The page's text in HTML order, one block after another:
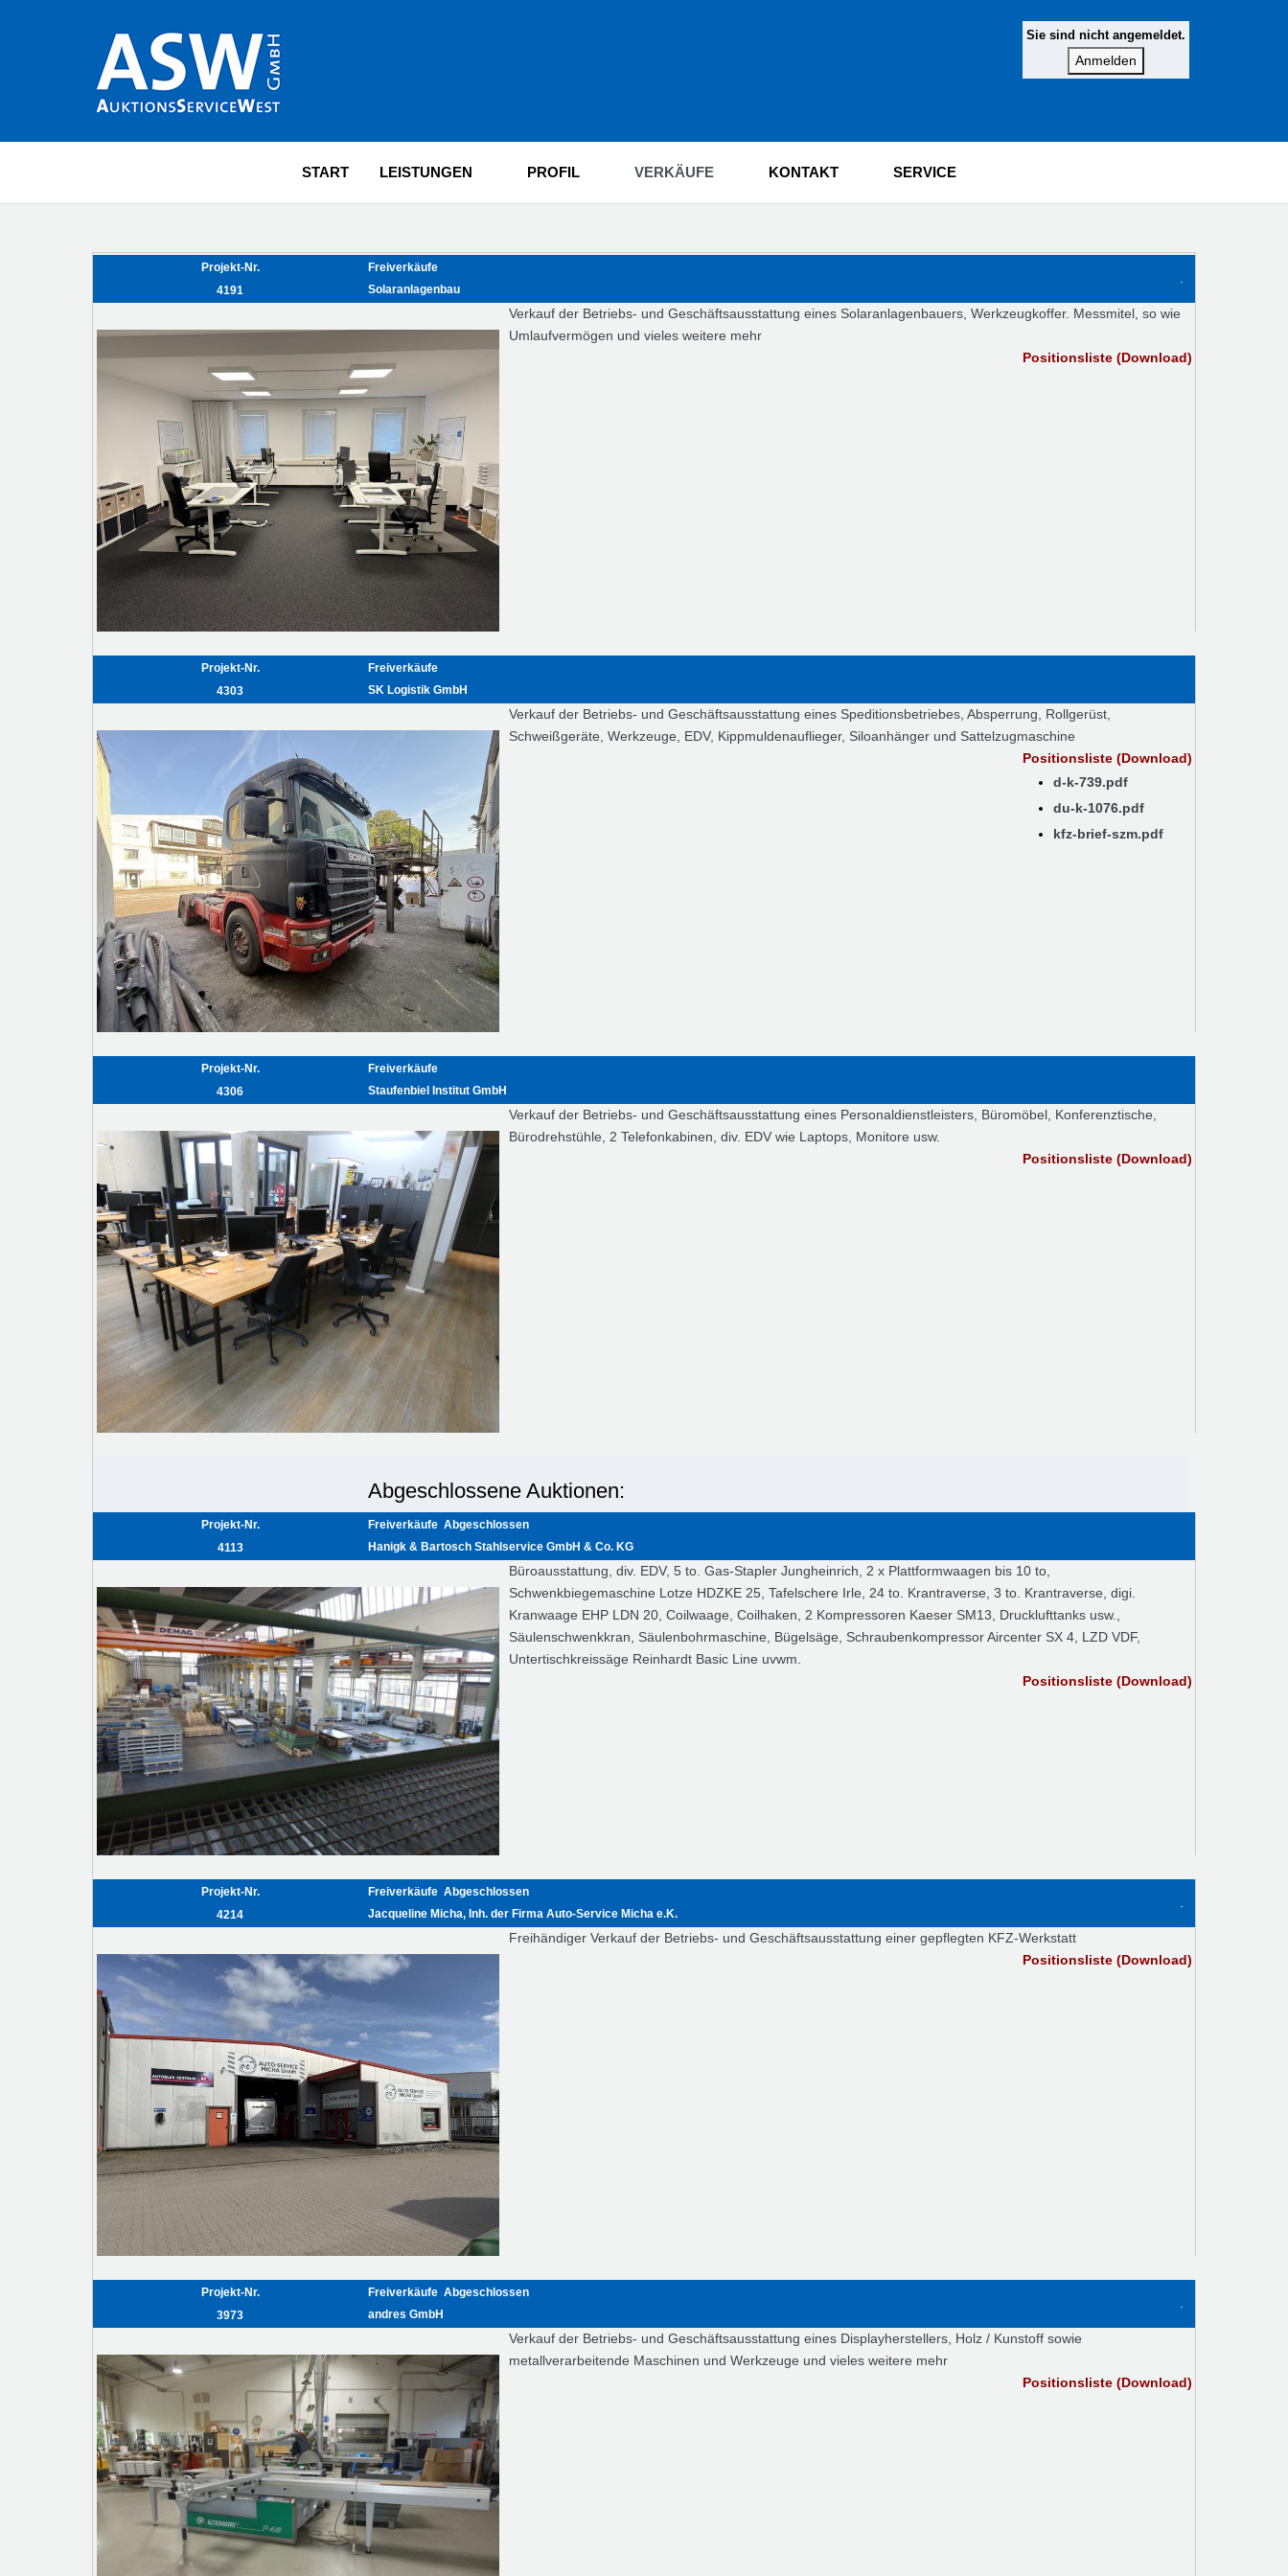
Sie sind nicht angemeldet.
START LEISTUNGEN PROFIL VERKÄUFE KONTAKT SERVICE
Projekt-Nr.
4191
Freiverkäufe
Solaranlagenbau
Verkauf der Betriebs- und Geschäftsausstattung eines Solaranlagenbauers, Werkzeugkoffer. Messmitel, so wie
Umlaufvermögen und vieles weitere mehr
Positionsliste (Download)
Projekt-Nr.
4303
Freiverkäufe
SK Logistik GmbH
Verkauf der Betriebs- und Geschäftsausstattung eines Speditionsbetriebes, Absperrung, Rollgerüst,
Schweißgeräte, Werkzeuge, EDV, Kippmuldenauflieger, Siloanhänger und Sattelzugmaschine
Positionsliste (Download)
d-k-739.pdf
du-k-1076.pdf
kfz-brief-szm.pdf
Projekt-Nr.
4306
Freiverkäufe
Staufenbiel Institut GmbH
Verkauf der Betriebs- und Geschäftsausstattung eines Personaldienstleisters, Büromöbel, Konferenztische,
Bürodrehstühle, 2 Telefonkabinen, div. EDV wie Laptops, Monitore usw.
Positionsliste (Download)
Abgeschlossene Auktionen:
Projekt-Nr.
4113
Freiverkäufe Abgeschlossen
Hanigk & Bartosch Stahlservice GmbH & Co. KG
Büroausstattung, div. EDV, 5 to. Gas-Stapler Jungheinrich, 2 x Plattformwaagen bis 10 to,
Schwenkbiegemaschine Lotze HDZKE 25, Tafelschere Irle, 24 to. Krantraverse, 3 to. Krantraverse, digi.
Kranwaage EHP LDN 20, Coilwaage, Coilhaken, 2 Kompressoren Kaeser SM13, Drucklufttanks usw.,
Säulenschwenkkran, Säulenbohrmaschine, Bügelsäge, Schraubenkompressor Aircenter SX 4, LZD VDF,
Untertischkreissäge Reinhardt Basic Line uvwm.
Positionsliste (Download)
Projekt-Nr.
4214
Freiverkäufe Abgeschlossen
Jacqueline Micha, Inh. der Firma Auto-Service Micha e.K.
Freihändiger Verkauf der Betriebs- und Geschäftsausstattung einer gepflegten KFZ-Werkstatt
Positionsliste (Download)
Projekt-Nr.
3973
Freiverkäufe Abgeschlossen
andres GmbH
Verkauf der Betriebs- und Geschäftsausstattung eines Displayherstellers, Holz / Kunstoff sowie
metallverarbeitende Maschinen und Werkzeuge und vieles weitere mehr
Positionsliste (Download)